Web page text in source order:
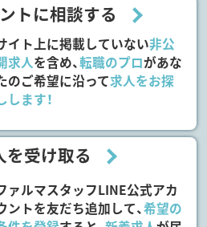
トに相談する
イト上に掲載していない非公
求人を含め、転職のプロがあな
のご希望に沿って求人をお探
します！
を受け取る
ァルマスタッフLINE公式アカ
ントを友だち追加して、希望の